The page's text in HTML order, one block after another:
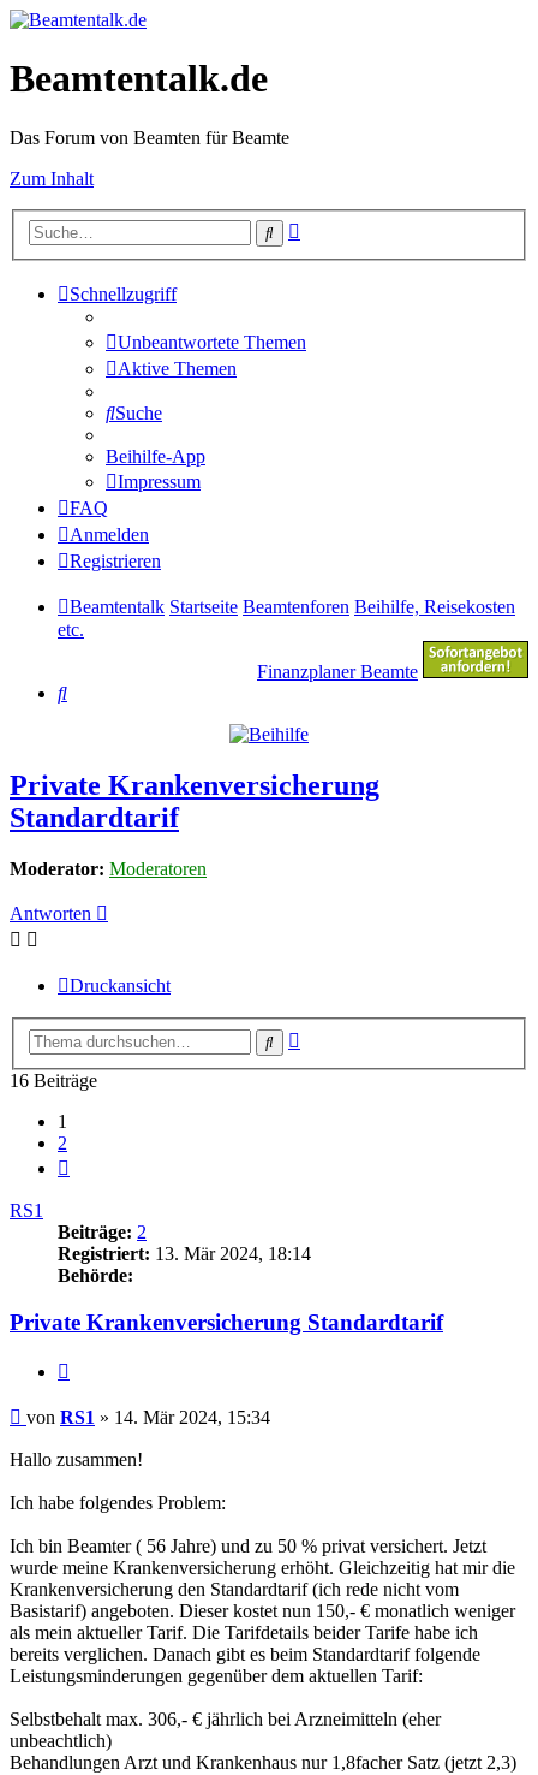
Beamtentalk.de
Das Forum von Beamten für Beamte
Zum Inhalt
Suche
Schnellzugriff
Unbeantwortete Themen
Aktive Themen
Suche
Beihilfe-App
Impressum
FAQ
Anmelden
Registrieren
Beamtentalk Startseite Beamtenforen Beihilfe, Reisekosten
etc.
Finanzplaner Beamte
Suche
Private Krankenversicherung
Standardtarif
Moderator: Moderatoren
Antworten
Druckansicht
Suche
16 Beiträge
1
2
RS1
Beiträge: 2
Registriert: 13. Mär 2024, 18:14
Behörde:
Private Krankenversicherung Standardtarif
Beitrag
von RS1 » 14. Mär 2024, 15:34
Hallo zusammen!
Ich habe folgendes Problem:
Ich bin Beamter ( 56 Jahre) und zu 50 % privat versichert. Jetzt
wurde meine Krankenversicherung erhöht. Gleichzeitig hat mir die
Krankenversicherung den Standardtarif (ich rede nicht vom
Basistarif) angeboten. Dieser kostet nun 150,- € monatlich weniger
als mein aktueller Tarif. Die Tarifdetails beider Tarife habe ich
bereits verglichen. Danach gibt es beim Standardtarif folgende
Leistungsminderungen gegenüber dem aktuellen Tarif:
Selbstbehalt max. 306,- € jährlich bei Arzneimitteln (eher
unbeachtlich)
Behandlungen Arzt und Krankenhaus nur 1,8facher Satz (jetzt 2,3)